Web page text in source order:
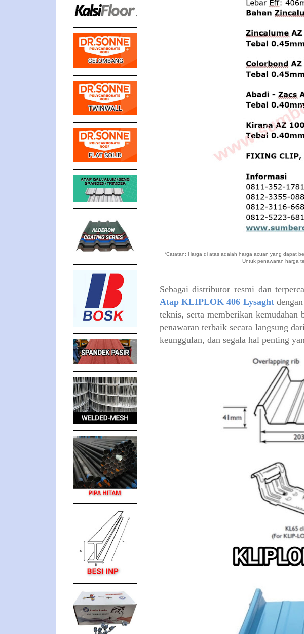
*Catatan: Harga di atas adalah harga acuan yang dapat
Untuk penawaran harga
Sebagai distributor resmi dan
Atap KLIPLOK 406 Lysaght
teknis, serta memberikan
penawaran terbaik secara langsung
keunggulan, dan segala hal penting